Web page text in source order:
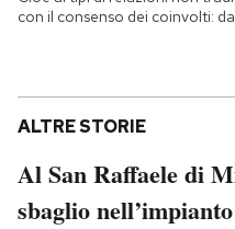
con il consenso dei coinvolti:
ALTRE STORIE
Al San Raffaele di
sbaglio